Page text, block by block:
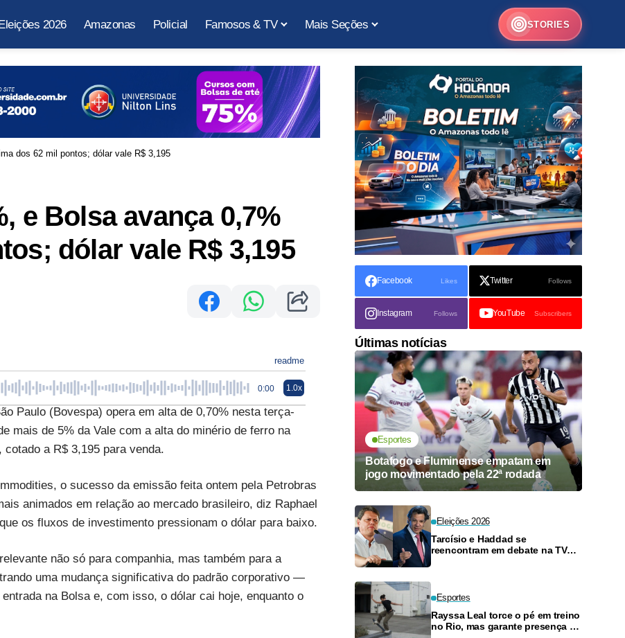
2026 Amazonas Policial Famosos & TV Mais Seções STORIES
dos 62 mil pontos; dólar vale R$ 3,195
e Bolsa avança 0,7%
dólar vale R$ 3,195
readme
0:00 1.0x
Paulo (Bovespa) opera em alta de 0,70% nesta terça-
mais de 5% da Vale com a alta do minério de ferro na
a R$ 3,195 para venda.
o sucesso da emissão feita ontem pela Petrobras
animados em relação ao mercado brasileiro, diz Raphael
os fluxos de investimento pressionam o dólar para baixo.
não só para companhia, mas também para a
uma mudança significativa do padrão corporativo —
na Bolsa e, com isso, o dólar cai hoje, enquanto o
Facebook Likes Twitter Follows
Instagram Follows YouTube Subscribers
Últimas notícias
Esportes
Botafogo e Fluminense empatam em
jogo movimentado pela 22ª rodada
Eleições 2026
Tarcísio e Haddad se
reencontram em debate na TV
Esportes
Rayssa Leal torce o pé em treino
no Rio, mas garante presença no